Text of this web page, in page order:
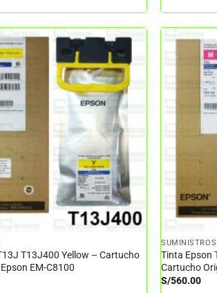
T13J400 Yellow – Cartucho
EM-C8100
SUMINISTROS
Tinta Epson
Cartucho
S/560.00